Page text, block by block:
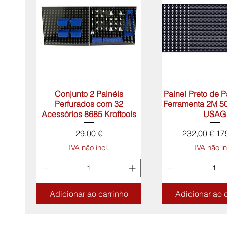
Visualização rápida
Conjunto 2 Painéis
Perfurados com 32
Acessórios 8685 Kroftools
Preço
29,00 €
IVA não incl.
Adicionar ao carrinho
Visualização
Painel Preto de
Ferramenta 2M
USAG
Preço
232,00 €
IVA não
Adicionar ao